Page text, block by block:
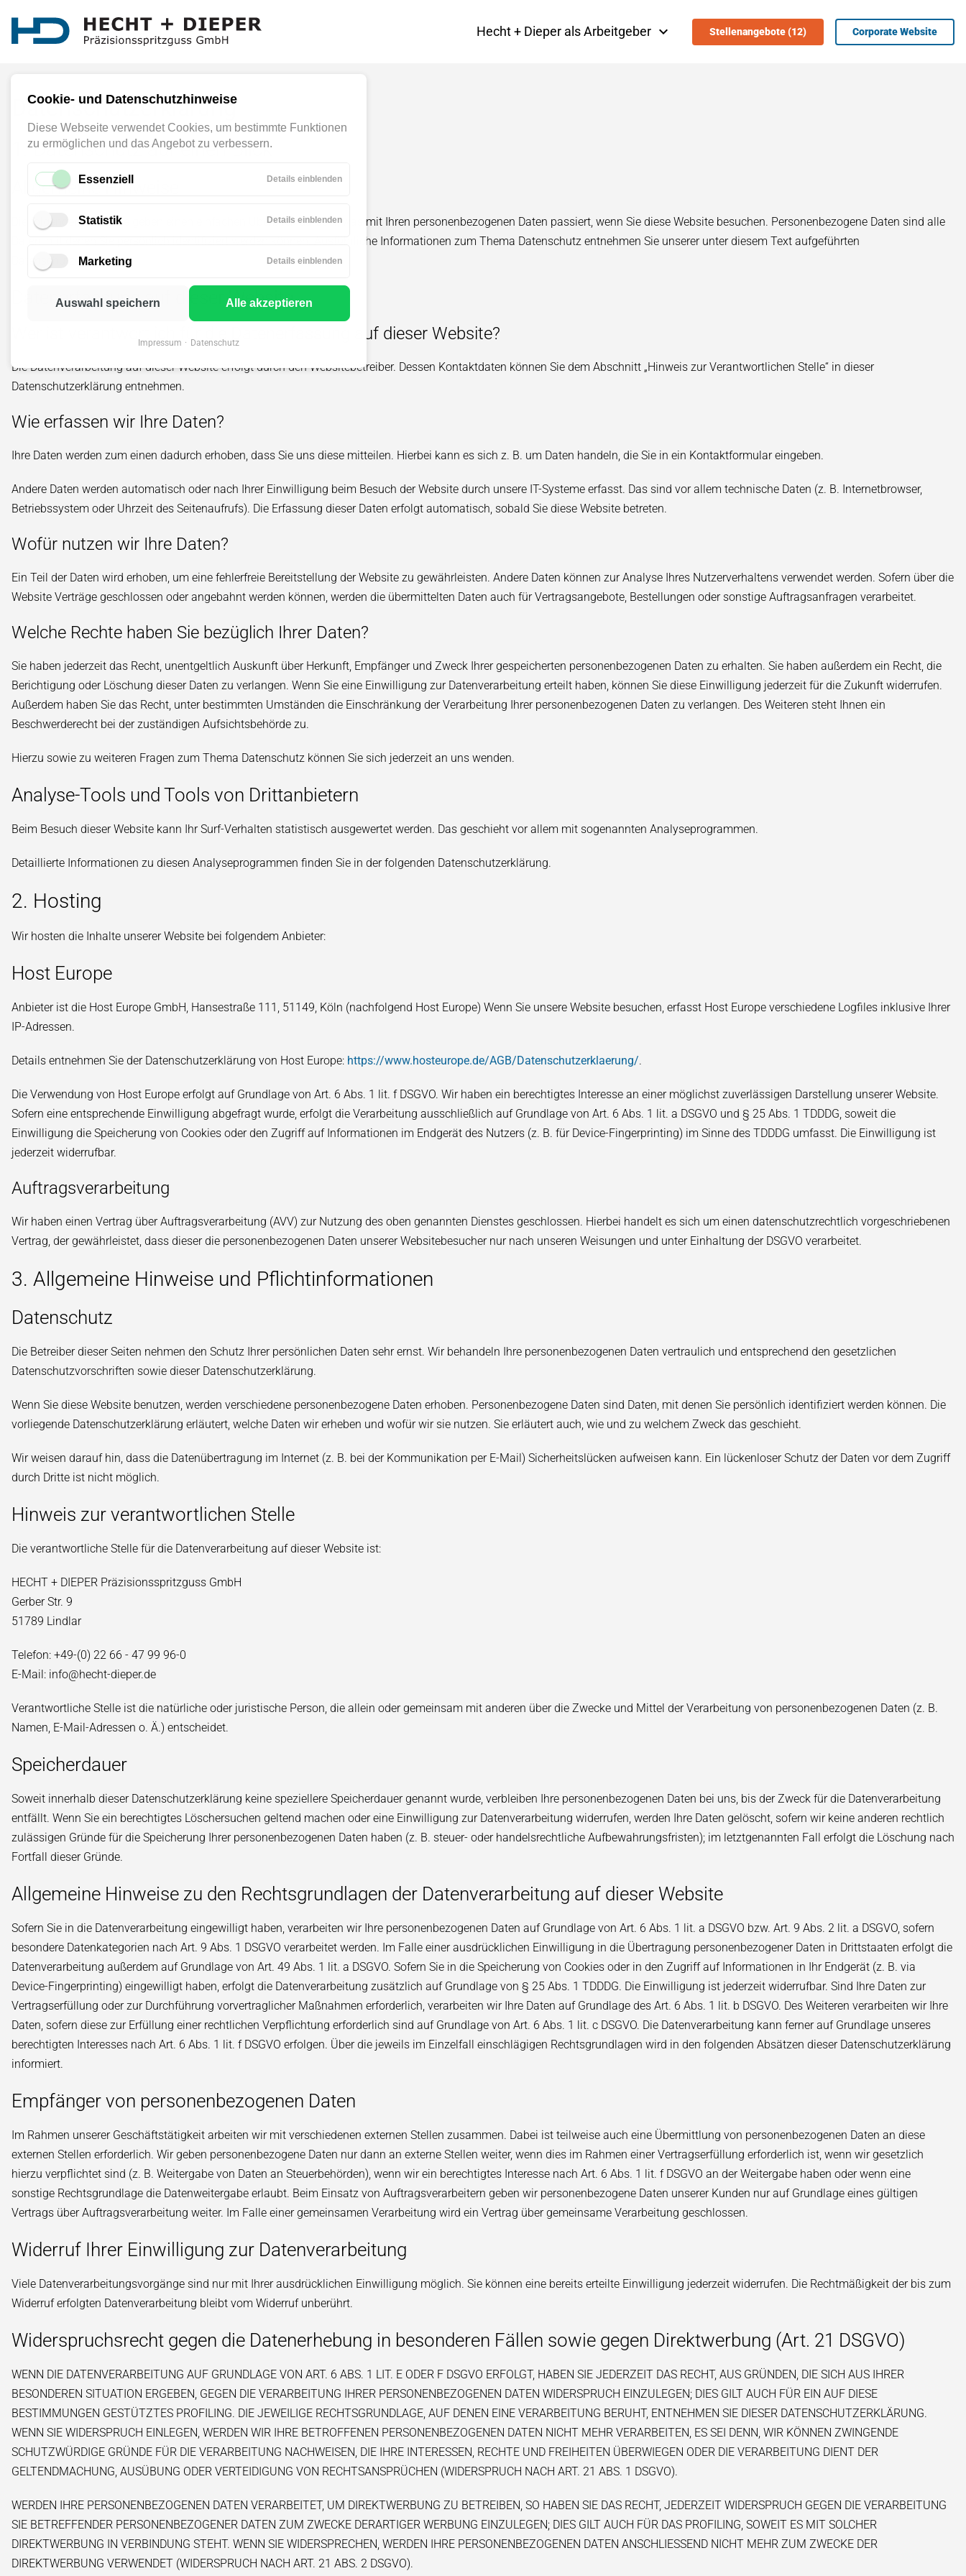
Cookie- und Datenschutzhinweise
Diese Webseite verwendet Cookies, um bestimmte Funktionen
zu ermöglichen und das Angebot zu verbessern.
Essenziell Details einblendenfür
Statistik Details einblendenfür
Marketing Details einblendenfür
Auswahl speichern Alle akzeptieren
Impressum Datenschutz
Hecht + Dieper als Arbeitgeber
Stellenangebote (12) Corporate Website
Datenschutz­erklärung
1. Datenschutz auf einen Blick
Allgemeine Hinweise
Die folgenden Hinweise geben einen einfachen Überblick darüber, was mit Ihren personenbezogenen Daten passiert, wenn Sie diese Website besuchen. Personenbezogene Daten sind alle
Daten, mit denen Sie persönlich identifiziert werden können. Ausführliche Informationen zum Thema Datenschutz entnehmen Sie unserer unter diesem Text aufgeführten
Datenschutzerklärung.
Datenerfassung auf dieser Website
Wer ist verantwortlich für die Datenerfassung auf dieser Website?
Die Datenverarbeitung auf dieser Website erfolgt durch den Websitebetreiber. Dessen Kontaktdaten können Sie dem Abschnitt „Hinweis zur Verantwortlichen Stelle“ in dieser
Datenschutzerklärung entnehmen.
Wie erfassen wir Ihre Daten?
Ihre Daten werden zum einen dadurch erhoben, dass Sie uns diese mitteilen. Hierbei kann es sich z. B. um Daten handeln, die Sie in ein Kontaktformular eingeben.
Andere Daten werden automatisch oder nach Ihrer Einwilligung beim Besuch der Website durch unsere IT-Systeme erfasst. Das sind vor allem technische Daten (z. B. Internetbrowser,
Betriebssystem oder Uhrzeit des Seitenaufrufs). Die Erfassung dieser Daten erfolgt automatisch, sobald Sie diese Website betreten.
Wofür nutzen wir Ihre Daten?
Ein Teil der Daten wird erhoben, um eine fehlerfreie Bereitstellung der Website zu gewährleisten. Andere Daten können zur Analyse Ihres Nutzerverhaltens verwendet werden. Sofern über die
Website Verträge geschlossen oder angebahnt werden können, werden die übermittelten Daten auch für Vertragsangebote, Bestellungen oder sonstige Auftragsanfragen verarbeitet.
Welche Rechte haben Sie bezüglich Ihrer Daten?
Sie haben jederzeit das Recht, unentgeltlich Auskunft über Herkunft, Empfänger und Zweck Ihrer gespeicherten personenbezogenen Daten zu erhalten. Sie haben außerdem ein Recht, die
Berichtigung oder Löschung dieser Daten zu verlangen. Wenn Sie eine Einwilligung zur Datenverarbeitung erteilt haben, können Sie diese Einwilligung jederzeit für die Zukunft widerrufen.
Außerdem haben Sie das Recht, unter bestimmten Umständen die Einschränkung der Verarbeitung Ihrer personenbezogenen Daten zu verlangen. Des Weiteren steht Ihnen ein
Beschwerderecht bei der zuständigen Aufsichtsbehörde zu.
Hierzu sowie zu weiteren Fragen zum Thema Datenschutz können Sie sich jederzeit an uns wenden.
Analyse-Tools und Tools von Dritt­anbietern
Beim Besuch dieser Website kann Ihr Surf-Verhalten statistisch ausgewertet werden. Das geschieht vor allem mit sogenannten Analyseprogrammen.
Detaillierte Informationen zu diesen Analyseprogrammen finden Sie in der folgenden Datenschutzerklärung.
2. Hosting
Wir hosten die Inhalte unserer Website bei folgendem Anbieter:
Host Europe
Anbieter ist die Host Europe GmbH, Hansestraße 111, 51149, Köln (nachfolgend Host Europe) Wenn Sie unsere Website besuchen, erfasst Host Europe verschiedene Logfiles inklusive Ihrer
IP-Adressen.
Details entnehmen Sie der Datenschutzerklärung von Host Europe: https://www.hosteurope.de/AGB/Datenschutzerklaerung/.
Die Verwendung von Host Europe erfolgt auf Grundlage von Art. 6 Abs. 1 lit. f DSGVO. Wir haben ein berechtigtes Interesse an einer möglichst zuverlässigen Darstellung unserer Website.
Sofern eine entsprechende Einwilligung abgefragt wurde, erfolgt die Verarbeitung ausschließlich auf Grundlage von Art. 6 Abs. 1 lit. a DSGVO und § 25 Abs. 1 TDDDG, soweit die
Einwilligung die Speicherung von Cookies oder den Zugriff auf Informationen im Endgerät des Nutzers (z. B. für Device-Fingerprinting) im Sinne des TDDDG umfasst. Die Einwilligung ist
jederzeit widerrufbar.
Auftragsverarbeitung
Wir haben einen Vertrag über Auftragsverarbeitung (AVV) zur Nutzung des oben genannten Dienstes geschlossen. Hierbei handelt es sich um einen datenschutzrechtlich vorgeschriebenen
Vertrag, der gewährleistet, dass dieser die personenbezogenen Daten unserer Websitebesucher nur nach unseren Weisungen und unter Einhaltung der DSGVO verarbeitet.
3. Allgemeine Hinweise und Pflicht­informationen
Datenschutz
Die Betreiber dieser Seiten nehmen den Schutz Ihrer persönlichen Daten sehr ernst. Wir behandeln Ihre personenbezogenen Daten vertraulich und entsprechend den gesetzlichen
Datenschutzvorschriften sowie dieser Datenschutzerklärung.
Wenn Sie diese Website benutzen, werden verschiedene personenbezogene Daten erhoben. Personenbezogene Daten sind Daten, mit denen Sie persönlich identifiziert werden können. Die
vorliegende Datenschutzerklärung erläutert, welche Daten wir erheben und wofür wir sie nutzen. Sie erläutert auch, wie und zu welchem Zweck das geschieht.
Wir weisen darauf hin, dass die Datenübertragung im Internet (z. B. bei der Kommunikation per E-Mail) Sicherheitslücken aufweisen kann. Ein lückenloser Schutz der Daten vor dem Zugriff
durch Dritte ist nicht möglich.
Hinweis zur verantwortlichen Stelle
Die verantwortliche Stelle für die Datenverarbeitung auf dieser Website ist:
HECHT + DIEPER Präzisionsspritzguss GmbH
Gerber Str. 9
51789 Lindlar
Telefon: +49-(0) 22 66 - 47 99 96-0
E-Mail: info@hecht-dieper.de
Verantwortliche Stelle ist die natürliche oder juristische Person, die allein oder gemeinsam mit anderen über die Zwecke und Mittel der Verarbeitung von personenbezogenen Daten (z. B.
Namen, E-Mail-Adressen o. Ä.) entscheidet.
Speicherdauer
Soweit innerhalb dieser Datenschutzerklärung keine speziellere Speicherdauer genannt wurde, verbleiben Ihre personenbezogenen Daten bei uns, bis der Zweck für die Datenverarbeitung
entfällt. Wenn Sie ein berechtigtes Löschersuchen geltend machen oder eine Einwilligung zur Datenverarbeitung widerrufen, werden Ihre Daten gelöscht, sofern wir keine anderen rechtlich
zulässigen Gründe für die Speicherung Ihrer personenbezogenen Daten haben (z. B. steuer- oder handelsrechtliche Aufbewahrungsfristen); im letztgenannten Fall erfolgt die Löschung nach
Fortfall dieser Gründe.
Allgemeine Hinweise zu den Rechtsgrundlagen der Datenverarbeitung auf dieser Website
Sofern Sie in die Datenverarbeitung eingewilligt haben, verarbeiten wir Ihre personenbezogenen Daten auf Grundlage von Art. 6 Abs. 1 lit. a DSGVO bzw. Art. 9 Abs. 2 lit. a DSGVO, sofern
besondere Datenkategorien nach Art. 9 Abs. 1 DSGVO verarbeitet werden. Im Falle einer ausdrücklichen Einwilligung in die Übertragung personenbezogener Daten in Drittstaaten erfolgt die
Datenverarbeitung außerdem auf Grundlage von Art. 49 Abs. 1 lit. a DSGVO. Sofern Sie in die Speicherung von Cookies oder in den Zugriff auf Informationen in Ihr Endgerät (z. B. via
Device-Fingerprinting) eingewilligt haben, erfolgt die Datenverarbeitung zusätzlich auf Grundlage von § 25 Abs. 1 TDDDG. Die Einwilligung ist jederzeit widerrufbar. Sind Ihre Daten zur
Vertragserfüllung oder zur Durchführung vorvertraglicher Maßnahmen erforderlich, verarbeiten wir Ihre Daten auf Grundlage des Art. 6 Abs. 1 lit. b DSGVO. Des Weiteren verarbeiten wir Ihre
Daten, sofern diese zur Erfüllung einer rechtlichen Verpflichtung erforderlich sind auf Grundlage von Art. 6 Abs. 1 lit. c DSGVO. Die Datenverarbeitung kann ferner auf Grundlage unseres
berechtigten Interesses nach Art. 6 Abs. 1 lit. f DSGVO erfolgen. Über die jeweils im Einzelfall einschlägigen Rechtsgrundlagen wird in den folgenden Absätzen dieser Datenschutzerklärung
informiert.
Empfänger von personenbezogenen Daten
Im Rahmen unserer Geschäftstätigkeit arbeiten wir mit verschiedenen externen Stellen zusammen. Dabei ist teilweise auch eine Übermittlung von personenbezogenen Daten an diese
externen Stellen erforderlich. Wir geben personenbezogene Daten nur dann an externe Stellen weiter, wenn dies im Rahmen einer Vertragserfüllung erforderlich ist, wenn wir gesetzlich
hierzu verpflichtet sind (z. B. Weitergabe von Daten an Steuerbehörden), wenn wir ein berechtigtes Interesse nach Art. 6 Abs. 1 lit. f DSGVO an der Weitergabe haben oder wenn eine
sonstige Rechtsgrundlage die Datenweitergabe erlaubt. Beim Einsatz von Auftragsverarbeitern geben wir personenbezogene Daten unserer Kunden nur auf Grundlage eines gültigen
Vertrags über Auftragsverarbeitung weiter. Im Falle einer gemeinsamen Verarbeitung wird ein Vertrag über gemeinsame Verarbeitung geschlossen.
Widerruf Ihrer Einwilligung zur Datenverarbeitung
Viele Datenverarbeitungsvorgänge sind nur mit Ihrer ausdrücklichen Einwilligung möglich. Sie können eine bereits erteilte Einwilligung jederzeit widerrufen. Die Rechtmäßigkeit der bis zum
Widerruf erfolgten Datenverarbeitung bleibt vom Widerruf unberührt.
Widerspruchsrecht gegen die Datenerhebung in besonderen Fällen sowie gegen Direktwerbung (Art. 21 DSGVO)
WENN DIE DATENVERARBEITUNG AUF GRUNDLAGE VON ART. 6 ABS. 1 LIT. E ODER F DSGVO ERFOLGT, HABEN SIE JEDERZEIT DAS RECHT, AUS GRÜNDEN, DIE SICH AUS IHRER
BESONDEREN SITUATION ERGEBEN, GEGEN DIE VERARBEITUNG IHRER PERSONENBEZOGENEN DATEN WIDERSPRUCH EINZULEGEN; DIES GILT AUCH FÜR EIN AUF DIESE
BESTIMMUNGEN GESTÜTZTES PROFILING. DIE JEWEILIGE RECHTSGRUNDLAGE, AUF DENEN EINE VERARBEITUNG BERUHT, ENTNEHMEN SIE DIESER DATENSCHUTZERKLÄRUNG.
WENN SIE WIDERSPRUCH EINLEGEN, WERDEN WIR IHRE BETROFFENEN PERSONENBEZOGENEN DATEN NICHT MEHR VERARBEITEN, ES SEI DENN, WIR KÖNNEN ZWINGENDE
SCHUTZWÜRDIGE GRÜNDE FÜR DIE VERARBEITUNG NACHWEISEN, DIE IHRE INTERESSEN, RECHTE UND FREIHEITEN ÜBERWIEGEN ODER DIE VERARBEITUNG DIENT DER
GELTENDMACHUNG, AUSÜBUNG ODER VERTEIDIGUNG VON RECHTSANSPRÜCHEN (WIDERSPRUCH NACH ART. 21 ABS. 1 DSGVO).
WERDEN IHRE PERSONENBEZOGENEN DATEN VERARBEITET, UM DIREKTWERBUNG ZU BETREIBEN, SO HABEN SIE DAS RECHT, JEDERZEIT WIDERSPRUCH GEGEN DIE VERARBEITUNG
SIE BETREFFENDER PERSONENBEZOGENER DATEN ZUM ZWECKE DERARTIGER WERBUNG EINZULEGEN; DIES GILT AUCH FÜR DAS PROFILING, SOWEIT ES MIT SOLCHER
DIREKTWERBUNG IN VERBINDUNG STEHT. WENN SIE WIDERSPRECHEN, WERDEN IHRE PERSONENBEZOGENEN DATEN ANSCHLIESSEND NICHT MEHR ZUM ZWECKE DER
DIREKTWERBUNG VERWENDET (WIDERSPRUCH NACH ART. 21 ABS. 2 DSGVO).